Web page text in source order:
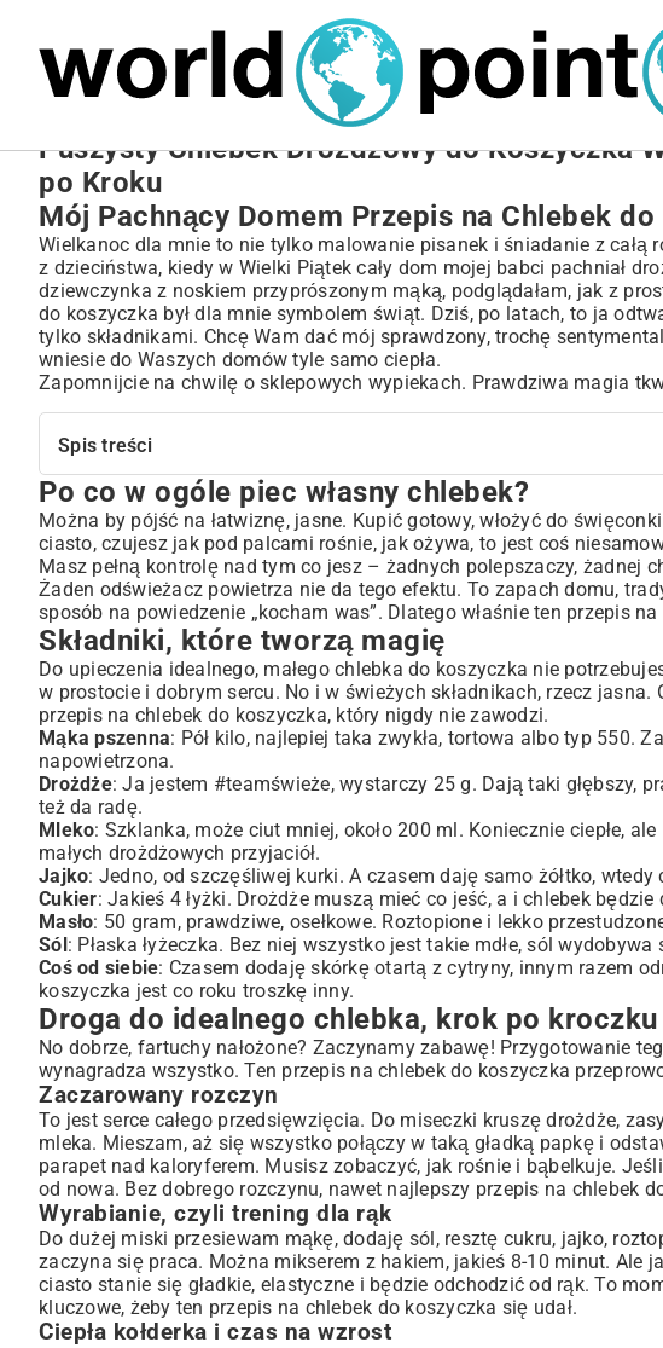
NIERUCHOMOŚCI
Puszysty Chlebek Drożdżowy do Koszyczka
po Kroku
Mój Pachnący Domem Przepis na Chlebek
Wielkanoc dla mnie to nie tylko malowanie pisanek i śniadanie z
z dzieciństwa, kiedy w Wielki Piątek cały dom mojej babci pachniał
dziewczynka z noskiem przyprószonym mąką, podglądałam, jak z
do koszyczka był dla mnie symbolem świąt. Dziś, po latach, to ja
tylko składnikami. Chcę Wam dać mój sprawdzony, trochę
wniesie do Waszych domów tyle samo ciepła.
Zapomnijcie na chwilę o sklepowych wypiekach. Prawdziwa magia
Spis treści
Po co w ogóle piec własny chlebek?
Składniki, które tworzą magię
Droga do idealnego chlebka, krok po kroczku
Zaczarowany rozczyn
Wyrabianie, czyli trening dla rąk
Ciepła kołderka i czas na wzrost
Formowanie i pieczenie, czyli wielki finał
Gdy masz ochotę na małe szaleństwo
Co może pójść nie tak? Moje rady
Przechowywanie skarbu
Święta pachnące domem
Po co w ogóle piec własny chlebek?
Można by pójść na łatwiznę, jasne. Kupić gotowy, włożyć do
ciasto, czujesz jak pod palcami rośnie, jak ożywa, to jest coś
Masz pełną kontrolę nad tym co jesz – żadnych polepszaczy, żadnej
Żaden odświeżacz powietrza nie da tego efektu. To zapach domu,
sposób na powiedzenie „kocham was”. Dlatego właśnie ten przepis
Składniki, które tworzą magię
Do upieczenia idealnego, małego chlebka do koszyczka nie
w prostocie i dobrym sercu. No i w świeżych składnikach, rzecz
przepis na chlebek do koszyczka, który nigdy nie zawodzi.
Mąka pszenna: Pół kilo, najlepiej taka zwykła, tortowa albo typ 550.
napowietrzona.
Drożdże: Ja jestem #teamświeże, wystarczy 25 g. Dają taki głębszy,
też da radę.
Mleko: Szklanka, może ciut mniej, około 200 ml. Koniecznie ciepłe,
małych drożdżowych przyjaciół.
Jajko: Jedno, od szczęśliwej kurki. A czasem daję samo żółtko,
Cukier: Jakieś 4 łyżki. Drożdże muszą mieć co jeść, a i chlebek będzie
Masło: 50 gram, prawdziwe, osełkowe. Roztopione i lekko
Sól: Płaska łyżeczka. Bez niej wszystko jest takie mdłe, sól wydobywa
Coś od siebie: Czasem dodaję skórkę otartą z cytryny, innym razem
koszyczka jest co roku troszkę inny.
Droga do idealnego chlebka, krok po kroczku
No dobrze, fartuchy nałożone? Zaczynamy zabawę! Przygotowanie
wynagradza wszystko. Ten przepis na chlebek do koszyczka
Zaczarowany rozczyn
To jest serce całego przedsięwzięcia. Do miseczki kruszę drożdże,
mleka. Mieszam, aż się wszystko połączy w taką gładką papkę i
parapet nad kaloryferem. Musisz zobaczyć, jak rośnie i bąbelkuje.
od nowa. Bez dobrego rozczynu, nawet najlepszy przepis na chlebek
Wyrabianie, czyli trening dla rąk
Do dużej miski przesiewam mąkę, dodaję sól, resztę cukru, jajko,
zaczyna się praca. Można mikserem z hakiem, jakieś 8-10 minut. Ale
ciasto stanie się gładkie, elastyczne i będzie odchodzić od rąk. To
kluczowe, żeby ten przepis na chlebek do koszyczka się udał.
Ciepła kołderka i czas na wzrost